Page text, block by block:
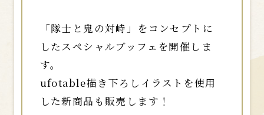
「隊士と鬼の対峙」をコンセプトに
したスペシャルブッフェを開催しま
す。
ufotable描き下ろしイラストを使用
した新商品も販売します！